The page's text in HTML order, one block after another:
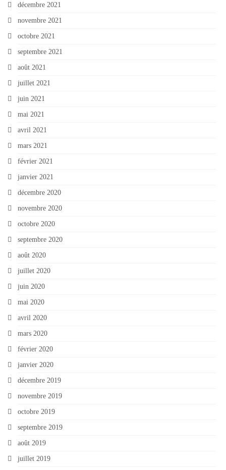
décembre 2021
novembre 2021
octobre 2021
septembre 2021
août 2021
juillet 2021
juin 2021
mai 2021
avril 2021
mars 2021
février 2021
janvier 2021
décembre 2020
novembre 2020
octobre 2020
septembre 2020
août 2020
juillet 2020
juin 2020
mai 2020
avril 2020
mars 2020
février 2020
janvier 2020
décembre 2019
novembre 2019
octobre 2019
septembre 2019
août 2019
juillet 2019